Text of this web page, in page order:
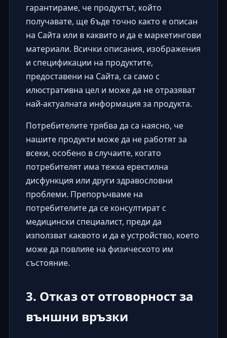
гарантираме, че продуктът, който
получавате, ще бъде точно както е описан
на Сайта или в каквито и да е маркетингови
материали. Всички описания, изображения
и спецификации на продуктите,
предоставени на Сайта, са само с
илюстративна цел и може да не отразяват
най-актуалната информация за продукта.
Потребителите трябва да са наясно, че
нашите продукти може да не работят за
всеки, особено в случаите, когато
потребителят има тежка еректилна
дисфункция или други здравословни
проблеми. Препоръчваме на
потребителите да се консултират с
медицински специалист, преди да
използват каквото и да е устройство, което
може да повлияе на физическото им
състояние.
3. Отказ от отговорност за
външни връзки